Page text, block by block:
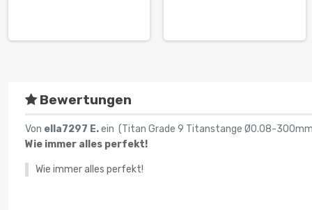
Bewertungen
Von ella7297 E.ein (Titan Grade 9 Titanstange Ø0.08-
Wie immer alles perfekt!
Wie immer alles perfekt!